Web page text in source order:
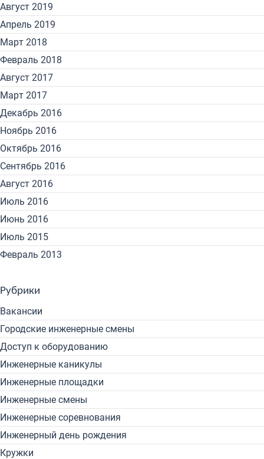
Август 2019
Апрель 2019
Март 2018
Февраль 2018
Август 2017
Март 2017
Декабрь 2016
Ноябрь 2016
Октябрь 2016
Сентябрь 2016
Август 2016
Июль 2016
Июнь 2016
Июль 2015
Февраль 2013
Рубрики
Вакансии
Городские инженерные смены
Доступ к оборудованию
Инженерные каникулы
Инженерные площадки
Инженерные смены
Инженерные соревнования
Инженерный день рождения
Кружки